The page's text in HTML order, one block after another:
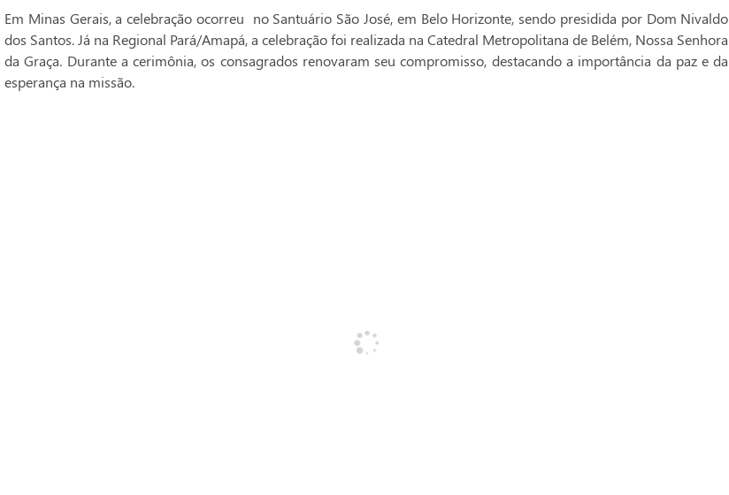
Em Minas Gerais, a celebração ocorreu no Santuário São José, em Belo Horizonte, sendo presidida por Dom Nivaldo
dos Santos. Já na Regional Pará/Amapá, a celebração foi realizada na Catedral Metropolitana de Belém, Nossa Senhora
da Graça. Durante a cerimônia, os consagrados renovaram seu compromisso, destacando a importância da paz e da
esperança na missão.